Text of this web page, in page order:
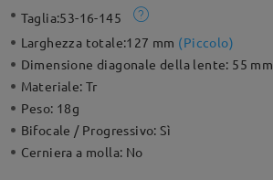
Taglia:53-16-145
Larghezza totale:127 mm (Piccolo)
Dimensione diagonale della lente: 55 mm
Materiale:Tr
Peso: 18g
Bifocale / Progressivo:Sì
Cerniera a molla: No